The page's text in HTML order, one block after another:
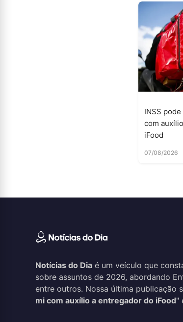
INSS
com
iFood
07/08/2026
Notícias do Dia é um veículo que
sobre assuntos de 2026, abordando
entre outros. Nossa última publicação
mi com auxílio a entregador do iFood"